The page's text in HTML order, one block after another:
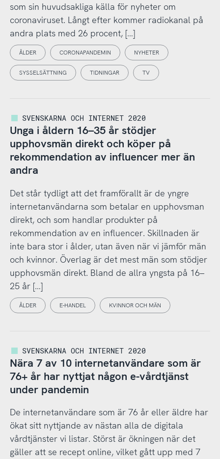
som sin huvudsakliga källa för nyheter om
coronaviruset. Långt efter kommer radiokanal på
andra plats med 26 procent, […]
ÅLDER CORONAPANDEMIN NYHETER
SYSSELSÄTTNING TIDNINGAR TV
SVENSKARNA OCH INTERNET 2020
Unga i åldern 16–35 år stödjer
upphovsmän direkt och köper på
rekommendation av influencer mer än
andra
Det står tydligt att det framförallt är de yngre
internetanvändarna som betalar en upphovsman
direkt, och som handlar produkter på
rekommendation av en influencer. Skillnaden är
inte bara stor i ålder, utan även när vi jämför män
och kvinnor. Överlag är det mest män som stödjer
upphovsmän direkt. Bland de allra yngsta på 16–
25 år […]
ÅLDER E-HANDEL KVINNOR OCH MÄN
SVENSKARNA OCH INTERNET 2020
Nära 7 av 10 internetanvändare som är
76+ år har nyttjat någon e-vårdtjänst
under pandemin
De internetanvändare som är 76 år eller äldre har
ökat sitt nyttjande av nästan alla de digitala
vårdtjänster vi listar. Störst är ökningen när det
gäller att se recept online, vilket gått upp med 7